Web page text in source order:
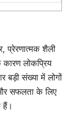
प्रेरणात्मक शैली
कारण लोकप्रिय
बड़ी संख्या में लोगों
सफलता के लिए
हैं।